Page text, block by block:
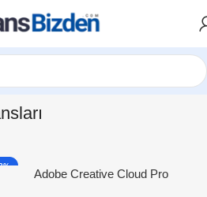
Adobe Creative Cloud Pro